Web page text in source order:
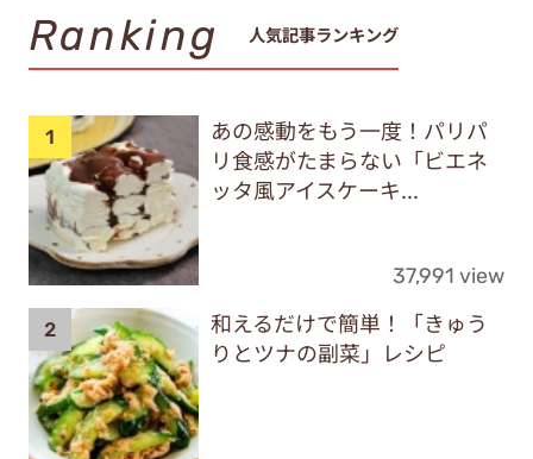
Ranking 人気記事ランキング
あの感動をもう一度！パリパ
リ食感がたまらない「ビエネ
ッタ風アイスケーキ...
37,991 view
和えるだけで簡単！「きゅう
りとツナの副菜」レシピ